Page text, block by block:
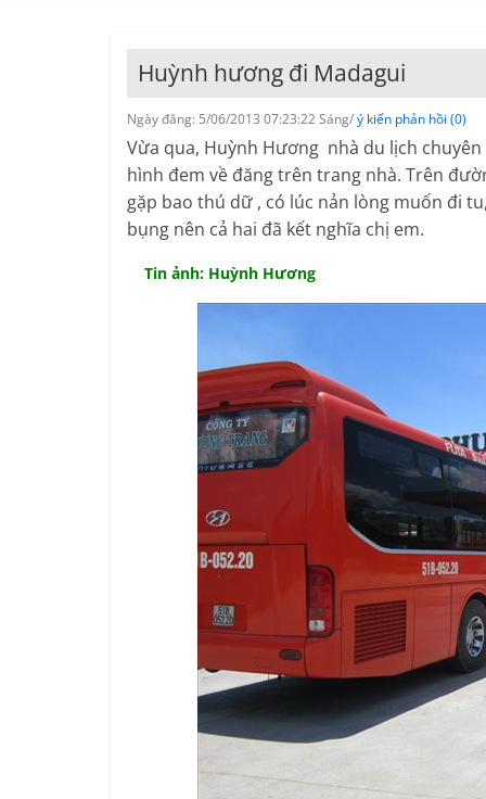
Huỳnh hương đi Madagui
Ngày đăng: 5/06/2013 07:23:22 Sáng/ý kiến phản hồi (0)
Vừa qua, Huỳnh Hương nhà du lịch
hình đem về đăng trên trang nhà. Trên
gặp bao thú dữ , có lúc nản lòng muốn đi
bụng nên cả hai đã kết nghĩa chị em.
Tin ảnh: Huỳnh Hương